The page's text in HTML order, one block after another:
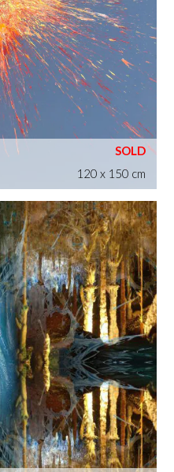
120 x 150 cm